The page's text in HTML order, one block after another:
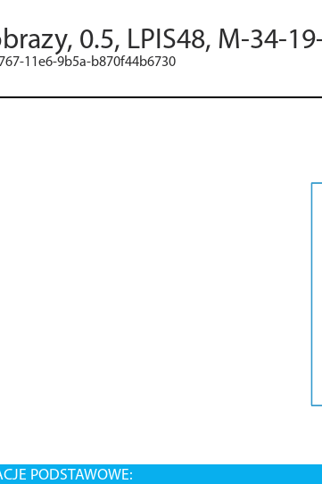
0.5, LPIS48, M-34-
11e6-9b5a-b870f44b6730
PODSTAWOWE: